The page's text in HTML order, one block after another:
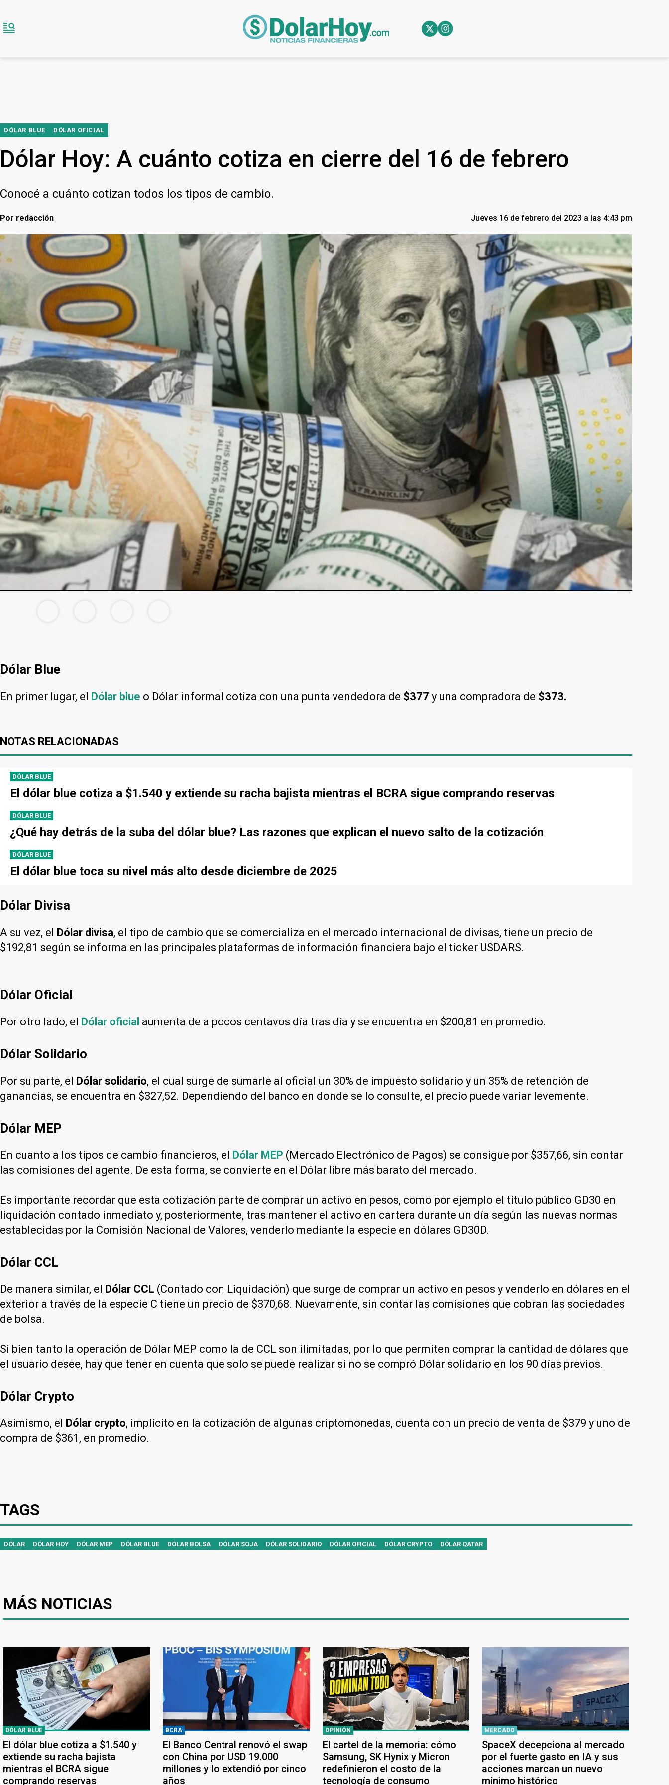
DÓLAR BLUE DÓLAR OFICIAL
Dólar Hoy: A cuánto cotiza en cierre del 16 de febrero
Conocé a cuánto cotizan todos los tipos de cambio.
Por redacción Jueves 16 de febrero del 2023 a las 4:43 pm
Dólar Blue
En primer lugar, el Dólar blue o Dólar informal cotiza con una punta vendedora de $377 y una compradora de $373.
NOTAS RELACIONADAS
DÓLAR BLUE
El dólar blue cotiza a $1.540 y extiende su racha bajista mientras el BCRA sigue comprando reservas
DÓLAR BLUE
¿Qué hay detrás de la suba del dólar blue? Las razones que explican el nuevo salto de la cotización
DÓLAR BLUE
El dólar blue toca su nivel más alto desde diciembre de 2025
Dólar Divisa
A su vez, el Dólar divisa, el tipo de cambio que se comercializa en el mercado internacional de divisas, tiene un precio de
$192,81 según se informa en las principales plataformas de información financiera bajo el ticker USDARS.
Dólar Oficial
Por otro lado, el Dólar oficial aumenta de a pocos centavos día tras día y se encuentra en $200,81 en promedio.
Dólar Solidario
Por su parte, el Dólar solidario, el cual surge de sumarle al oficial un 30% de impuesto solidario y un 35% de retención de
ganancias, se encuentra en $327,52. Dependiendo del banco en donde se lo consulte, el precio puede variar levemente.
Dólar MEP
En cuanto a los tipos de cambio financieros, el Dólar MEP (Mercado Electrónico de Pagos) se consigue por $357,66, sin contar
las comisiones del agente. De esta forma, se convierte en el Dólar libre más barato del mercado.
Es importante recordar que esta cotización parte de comprar un activo en pesos, como por ejemplo el título público GD30 en
liquidación contado inmediato y, posteriormente, tras mantener el activo en cartera durante un día según las nuevas normas
establecidas por la Comisión Nacional de Valores, venderlo mediante la especie en dólares GD30D.
Dólar CCL
De manera similar, el Dólar CCL (Contado con Liquidación) que surge de comprar un activo en pesos y venderlo en dólares en el
exterior a través de la especie C tiene un precio de $370,68. Nuevamente, sin contar las comisiones que cobran las sociedades
de bolsa.
Si bien tanto la operación de Dólar MEP como la de CCL son ilimitadas, por lo que permiten comprar la cantidad de dólares que
el usuario desee, hay que tener en cuenta que solo se puede realizar si no se compró Dólar solidario en los 90 días previos.
Dólar Crypto
Asimismo, el Dólar crypto, implícito en la cotización de algunas criptomonedas, cuenta con un precio de venta de $379 y uno de
compra de $361, en promedio.
TAGS
DÓLAR DÓLAR HOY DÓLAR MEP DÓLAR BLUE DÓLAR BOLSA DÓLAR SOJA DÓLAR SOLIDARIO DÓLAR OFICIAL DÓLAR CRYPTO DÓLAR QATAR
MÁS NOTICIAS
DÓLAR BLUE
El dólar blue cotiza a $1.540 y
extiende su racha bajista
mientras el BCRA sigue
comprando reservas
BCRA
El Banco Central renovó el swap
con China por USD 19.000
millones y lo extendió por cinco
años
OPINIÓN
El cartel de la memoria: cómo
Samsung, SK Hynix y Micron
redefinieron el costo de la
tecnología de consumo
MERCADO
SpaceX decepciona al mercado
por el fuerte gasto en IA y sus
acciones marcan un nuevo
mínimo histórico